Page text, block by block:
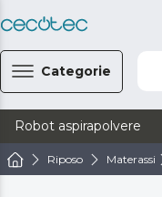
Categorie
Robot aspirapolvere
Riposo Materassi